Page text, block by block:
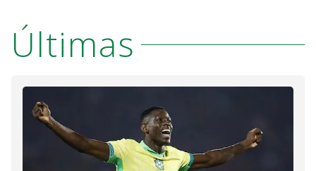
Últimas